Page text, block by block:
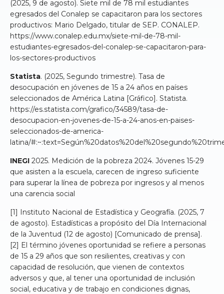
(2025, 9 de agosto). Siete mil de 78 mil estudiantes
egresados del Conalep se capacitaron para los sectores
productivos: Mario Delgado, titular de SEP. CONALEP.
https://www.conalep.edu.mx/siete-mil-de-78-mil-
estudiantes-egresados-del-conalep-se-capacitaron-para-
los-sectores-productivos
Statista. (2025, Segundo trimestre). Tasa de
desocupación en jóvenes de 15 a 24 años en países
seleccionados de América Latina [Gráfico]. Statista.
https://es.statista.com/grafico/34589/tasa-de-
desocupacion-en-jovenes-de-15-a-24-anos-en-paises-
seleccionados-de-america-
latina/
INEGI 2025. Medición de la pobreza 2024. Jóvenes 15-29
que asisten a la escuela, carecen de ingreso suficiente
para superar la línea de pobreza por ingresos y al menos
una carencia social
[1] Instituto Nacional de Estadística y Geografía. (2025, 7
de agosto). Estadísticas a propósito del Día Internacional
de la Juventud (12 de agosto) [Comunicado de prensa].
[2] El término jóvenes oportunidad se refiere a personas
de 15 a 29 años que son resilientes, creativas y con
capacidad de resolución, que vienen de contextos
adversos y que, al tener una oportunidad de inclusión
social, educativa y de trabajo en condiciones dignas,